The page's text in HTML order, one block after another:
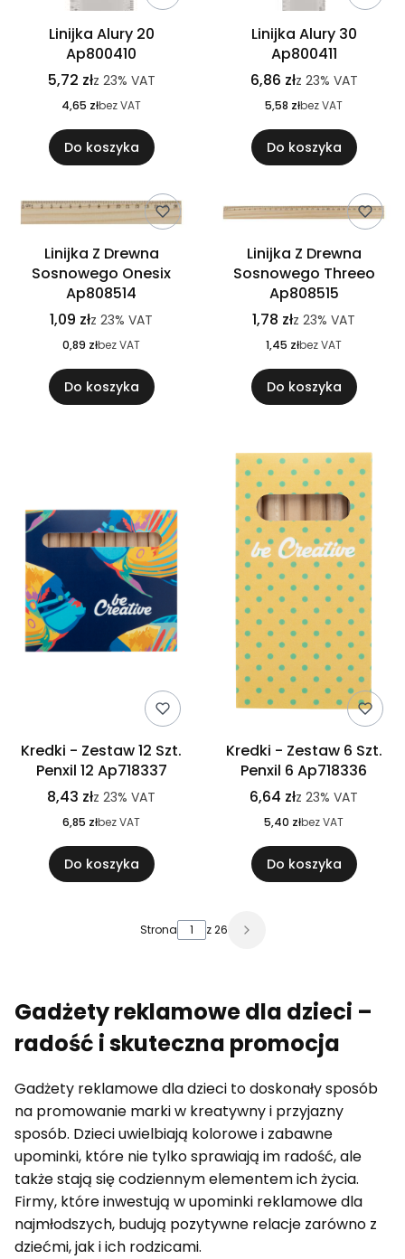
Linijka Alury 20
Ap800410
5,72 złz 23% VAT
4,65 złbez VAT
Do koszyka
Linijka Alury 30
Ap800411
6,86 złz 23% VAT
5,58 złbez VAT
Do koszyka
Linijka Z Drewna
Sosnowego Onesix
Ap808514
1,09 złz 23% VAT
0,89 złbez VAT
Do koszyka
Linijka Z Drewna
Sosnowego Threeo
Ap808515
1,78 złz 23% VAT
1,45 złbez VAT
Do koszyka
Kredki - Zestaw 12 Szt.
Penxil 12 Ap718337
8,43 złz 23% VAT
6,85 złbez VAT
Do koszyka
Kredki - Zestaw 6 Szt.
Penxil 6 Ap718336
6,64 złz 23% VAT
5,40 złbez VAT
Do koszyka
Strona z 26
Gadżety reklamowe dla dzieci –
radość i skuteczna promocja
Gadżety reklamowe dla dzieci to doskonały sposób
na promowanie marki w kreatywny i przyjazny
sposób. Dzieci uwielbiają kolorowe i zabawne
upominki, które nie tylko sprawiają im radość, ale
także stają się codziennym elementem ich życia.
Firmy, które inwestują w upominki reklamowe dla
najmłodszych, budują pozytywne relacje zarówno z
dziećmi, jak i ich rodzicami.